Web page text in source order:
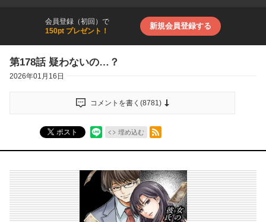
会員登録（初回）で
150pt プレゼント！
新規会員登録する
第178話 疑わないの…？
2026年01月16日
コメントを書く(8781)
ポスト 埋め込む
RSSフィード